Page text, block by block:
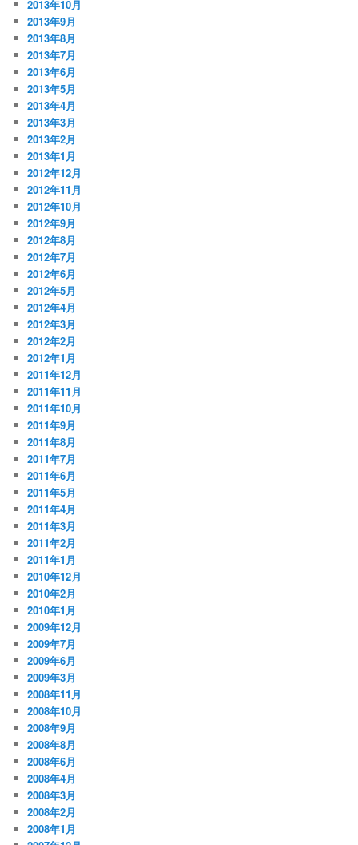
2013年10月
2013年9月
2013年8月
2013年7月
2013年6月
2013年5月
2013年4月
2013年3月
2013年2月
2013年1月
2012年12月
2012年11月
2012年10月
2012年9月
2012年8月
2012年7月
2012年6月
2012年5月
2012年4月
2012年3月
2012年2月
2012年1月
2011年12月
2011年11月
2011年10月
2011年9月
2011年8月
2011年7月
2011年6月
2011年5月
2011年4月
2011年3月
2011年2月
2011年1月
2010年12月
2010年2月
2010年1月
2009年12月
2009年7月
2009年6月
2009年3月
2008年11月
2008年10月
2008年9月
2008年8月
2008年6月
2008年4月
2008年3月
2008年2月
2008年1月